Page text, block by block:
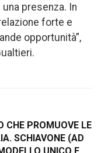
presenza. In
forte e
opportunità”,
CHE PROMUOVE LE
SCHIAVONE (AD